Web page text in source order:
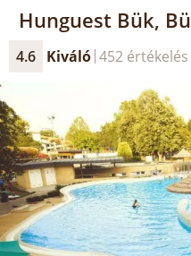
Hunguest Bük,
4.6 Kiváló 452 értékelés